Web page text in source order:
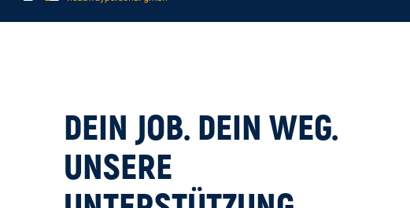
DEIN JOB. DEIN WEG.
UNSERE